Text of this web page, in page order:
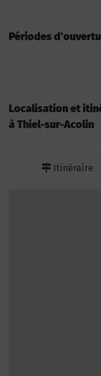
Périodes
Localisation et
à Thiel-sur-Acolin
Itinéraire